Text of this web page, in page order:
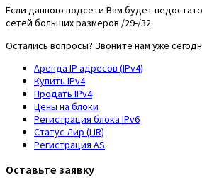
Если данного подсети Вам будет
сетей больших размеров /29-/32.
Остались вопросы? Звоните нам уже
Аренда IP адресов (IPv4)
Купить IPv4
Продать IPv4
Цены на блоки
Регистрация блока IPv6
Статус Лир (LIR)
Регистрация AS
Оставьте заявку